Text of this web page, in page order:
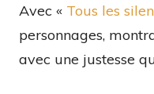
Avec « Tous les
personnages,
avec une justesse